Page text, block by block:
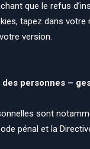
que le refus
tapez dans
version.
personnes –
sont
pénal et la